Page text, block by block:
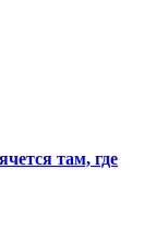
там, где